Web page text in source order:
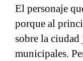
El personaje
porque al
sobre la ciudad
municipales.